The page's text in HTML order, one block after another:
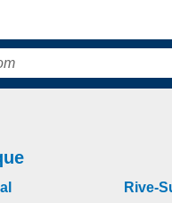
Rive-